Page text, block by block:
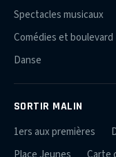
Spectacles musicaux
Comédies et boulevard
Danse
SORTIR MALIN
1ers aux premières